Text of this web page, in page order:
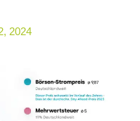
2024